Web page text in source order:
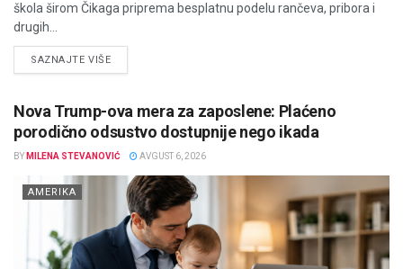
škola širom Čikaga priprema besplatnu podelu rančeva, pribora i
drugih...
SAZNAJTE VIŠEDETAILS
Nova Trump-ova mera za zaposlene: Plaćeno
porodično odsustvo dostupnije nego ikada
BY MILENA STEVANOVIĆ AVGUST 6, 2026
AMERIKA